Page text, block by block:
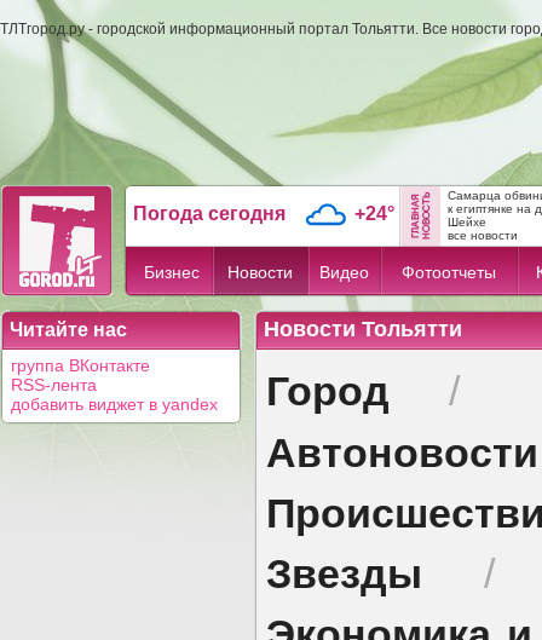
ТЛТгород.ру - городской информационный портал Тольятти. Все новости
Погода сегодня +24°
Самарца
к египтянке на
Шейхе
все новости
Бизнес Новости Видео Фотоотчеты
Читайте нас
группа ВКонтакте
RSS-лента
добавить виджет в yandex
Новости Тольятти
Город /
Автоновости
Звезды